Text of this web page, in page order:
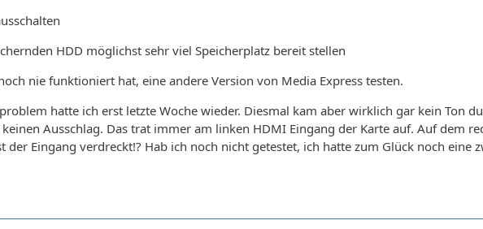
HDD möglichst sehr viel Speicherplatz bereit stellen
nie funktioniert hat, eine andere Version von Media Express testen.
hatte ich erst letzte Woche wieder. Diesmal kam aber wirklich gar kein Ton
Ausschlag. Das trat immer am linken HDMI Eingang der Karte auf. Auf dem
der Eingang verdreckt!? Hab ich noch nicht getestet, ich hatte zum Glück noch eine